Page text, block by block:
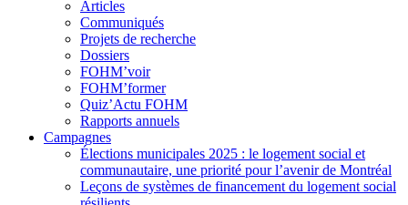
Articles
Communiqués
Projets de recherche
Dossiers
FOHM’voir
FOHM’former
Quiz’Actu FOHM
Rapports annuels
Campagnes
Élections municipales 2025 : le logement social et
communautaire, une priorité pour l’avenir de Montréal
Leçons de systèmes de financement du logement social